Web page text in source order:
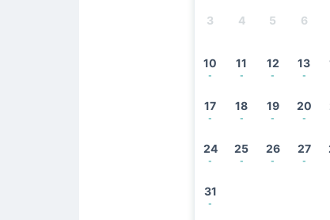
3 4 5 6
10
-
11
-
12
-
13
-
17
-
18
-
19
-
20
-
24
-
25
-
26
-
27
-
31
-